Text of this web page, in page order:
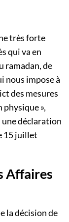
très forte
qui va en
ramadan, de
nous impose à
des mesures
»,
déclaration
15 juillet
Affaires
la décision de